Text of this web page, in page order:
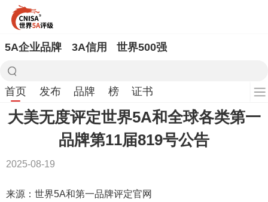
5A企业品牌 3A信用 世界500强
首页 发布 品牌 榜 证书
大美无度评定世界5A和全球各类第一
品牌第11届819号公告
2025-08-19
来源：世界5A和第一品牌评定官网